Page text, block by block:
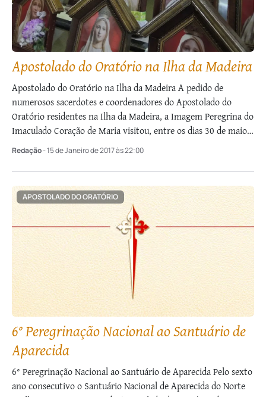
Apostolado do Oratório na Ilha da Madeira
Apostolado do Oratório na Ilha da Madeira A pedido de
numerosos sacerdotes e coordenadores do Apostolado do
Oratório residentes na Ilha da Madeira, a Imagem Peregrina do
Imaculado Coração de Maria visitou, entre os dias 30 de maio e
1º …
Redação- 15 de Janeiro de 2017 às 22:00
APOSTOLADO DO ORATÓRIO
6° Peregrinação Nacional ao Santuário de
Aparecida
6° Peregrinação Nacional ao Santuário de Aparecida Pelo sexto
ano consecutivo o Santuário Nacional de Aparecida do Norte